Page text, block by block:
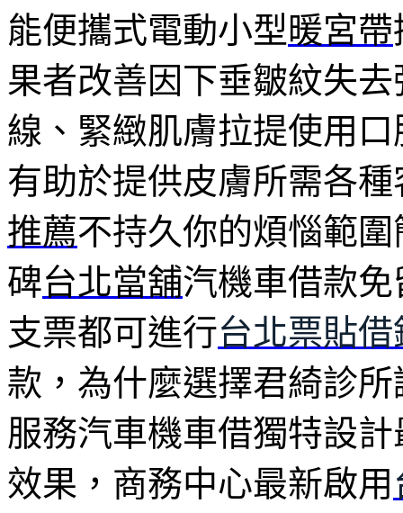
能便攜式電動小型 暖宮帶
果者改善因下垂皺紋失去
線、緊緻肌膚拉提使用
有助於提供皮膚所需各
推薦不持久你的煩惱範
碑台北當舖汽機車借款
支票都可進行台北票貼借
款，為什麼選擇君綺診所
服務汽車機車借獨特設
效果，商務中心最新啟用